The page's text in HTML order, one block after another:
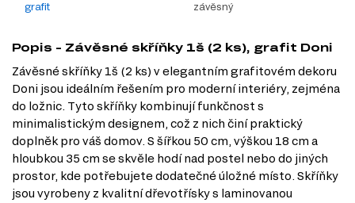
grafit
závěsný
Popis - Závěsné skříňky 1š (2 ks), grafit Doni
Závěsné skříňky 1š (2 ks) v elegantním grafitovém dekoru
Doni jsou ideálním řešením pro moderní interiéry, zejména
do ložnic. Tyto skříňky kombinují funkčnost s
minimalistickým designem, což z nich činí praktický
doplněk pro váš domov. S šířkou 50 cm, výškou 18 cm a
hloubkou 35 cm se skvěle hodí nad postel nebo do jiných
prostor, kde potřebujete dodatečné úložné místo. Skříňky
jsou vyrobeny z kvalitní dřevotřísky s laminovanou